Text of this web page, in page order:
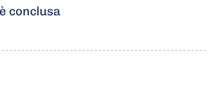
conclusa